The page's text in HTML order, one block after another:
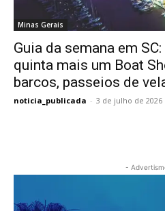
Minas Gerais
Guia da semana em
quinta mais um Boat
barcos, passeios de
noticia_publicada - 3 de julho de 2026
-